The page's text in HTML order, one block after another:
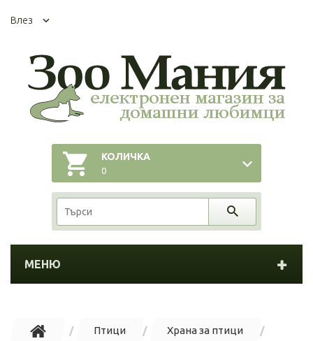
Влез
КОЛИЧКА
0
МЕНЮ
Птици Храна за птици